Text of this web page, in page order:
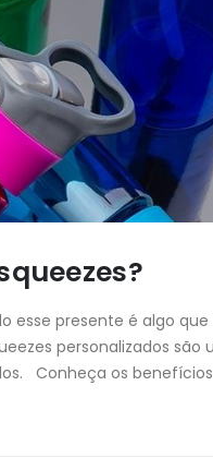
esse presente é algo
personalizados
Conheça os benefícios